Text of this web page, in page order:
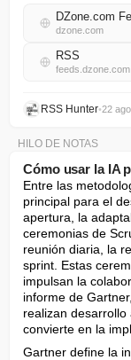
DZone.com
dzone.com
RSS
feeds.dzone.com
RSS Hunter•22
HILO DE NOTAS
Cómo usar la IA
Entre las
principal para el
apertura, la
ceremonias de
reunión diaria, la
sprint. Estas
impulsan la
informe de
realizan
convierte en la
Gartner define la